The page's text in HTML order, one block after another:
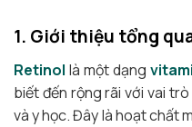
1. Giới thiệu tổng
Retinol là một dạng
biết đến rộng rãi với vai
và y học. Đây là hoạt chất